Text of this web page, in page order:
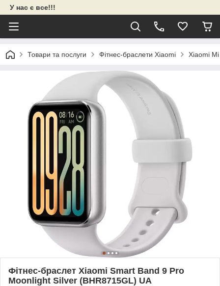
У нас є все!!!
Товари та послуги Фітнес-браслети Xiaomi Xiaomi
Фітнес-браслет Xiaomi Smart Band 9 Pro
Moonlight Silver (BHR8715GL) UA